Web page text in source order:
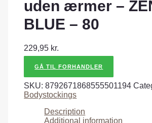
uden ærmer –
BLUE – 80
229,95 kr.
GÅ TIL FORHANDLER
SKU:8792671868555501194
Bodystockings
Description
Additional information